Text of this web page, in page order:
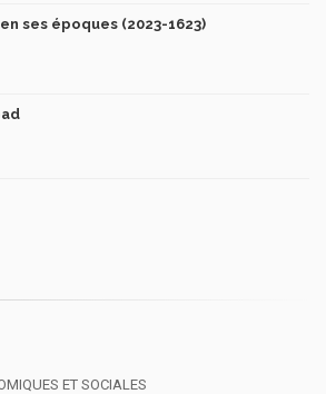
ses époques (2023-1623)
ET SOCIALES